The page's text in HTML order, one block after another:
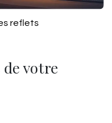
votre
reflets